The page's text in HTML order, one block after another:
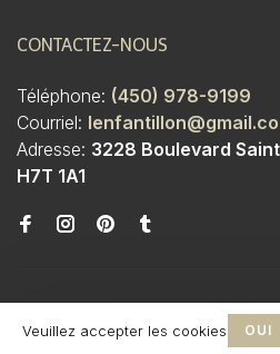
CONTACTEZ-NOUS
Téléphone: (450) 978-9199
Courriel:
Adresse: 3228 Boulevard
H7T 1A1
Veuillez accepter les cookies OUI